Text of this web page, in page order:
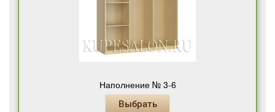
Наполнение № 3-6
Выбрать